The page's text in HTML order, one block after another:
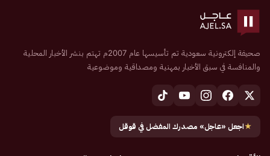
صحيفة إلكترونية سعودية تم تأسيسها عام 2007م تهتم بنشر الأخبار المحلية
والمنافسة في سبق الأخبار بمهنية ومصداقية وموضوعية
★اجعل «عاجل» مصدرك المفضل في قوقل